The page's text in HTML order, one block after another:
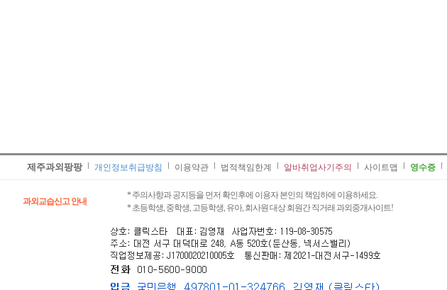
제주과외팡팡 개인정보취급방침 이용약관 법적책임한계 알바취업사기주의 사이트맵 영수증
과외교습신고 안내
* 주의사항과 공지등을 먼저 확인후에 이용자 본인의 책임하에 이용하세요.
* 초등학생, 중학생, 고등학생, 유아, 회사원 대상 회원간 직거래 과외중개사이트!